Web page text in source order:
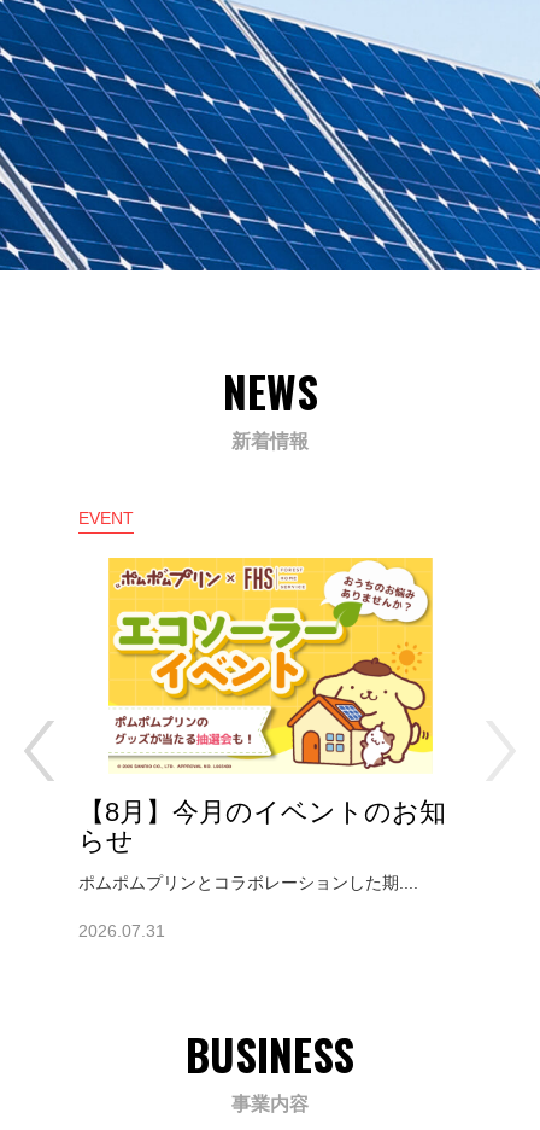
NEWS
新着情報
ポムポムプリンイベント情報のサムネイ
EVENT
【8月】今月のイベントのお知
らせ
ポムポムプリンとコラボレーションした期....
2026.07.31
BUSINESS
事業内容